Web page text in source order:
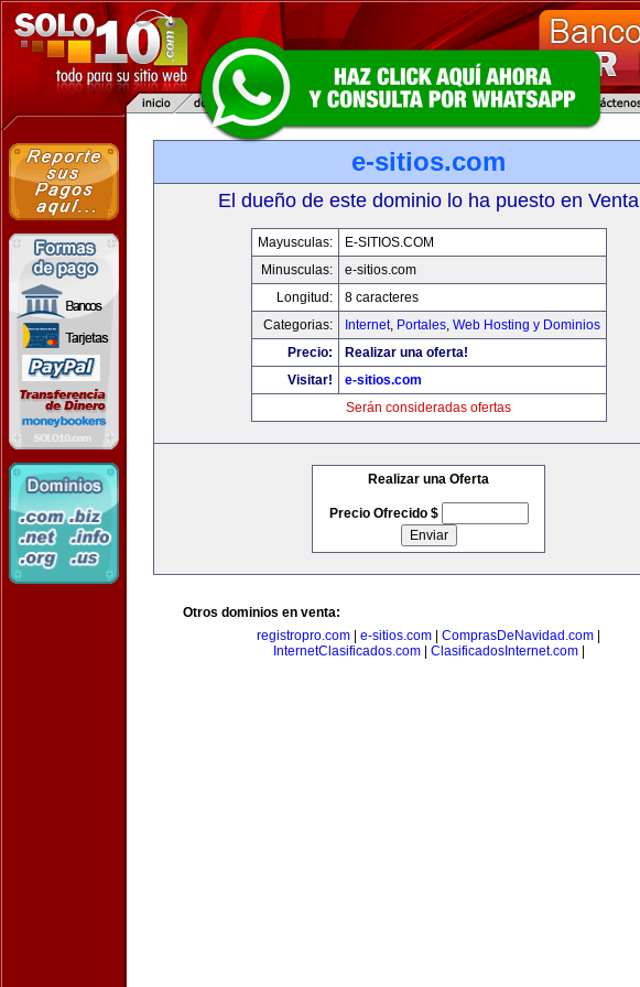
e-sitios.com
El dueño de este dominio lo ha puesto en Venta
Mayusculas:
E-SITIOS.COM
Minusculas:
e-sitios.com
Longitud:
8 caracteres
Categorias:
Internet, Portales, Web Hosting y Dominios
Precio:
Realizar una oferta!
Visitar!
e-sitios.com
Serán consideradas ofertas
Realizar una Oferta
Precio Ofrecido $
Otros dominios en venta:
registropro.com
e-sitios.com ComprasDeNavidad.com
InternetClasificados.com| ClasificadosInternet.com|